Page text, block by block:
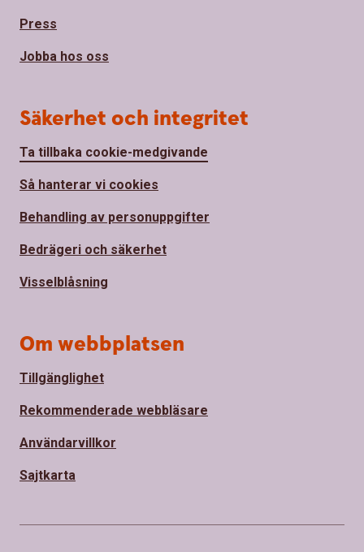
Press
Jobba hos oss
Säkerhet och integritet
Ta tillbaka cookie-medgivande
Så hanterar vi cookies
Behandling av personuppgifter
Bedrägeri och säkerhet
Visselblåsning
Om webbplatsen
Tillgänglighet
Rekommenderade webbläsare
Användarvillkor
Sajtkarta